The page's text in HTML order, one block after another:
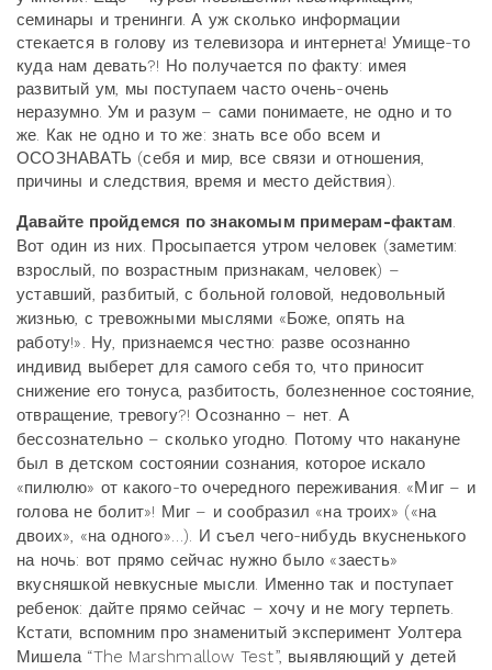
семинары и тренинги. А уж сколько информации
стекается в голову из телевизора и интернета! Умище-то
куда нам девать?! Но получается по факту: имея
развитый ум, мы поступаем часто очень-очень
неразумно. Ум и разум – сами понимаете, не одно и то
же. Как не одно и то же: знать все обо всем и
ОСОЗНАВАТЬ (себя и мир, все связи и отношения,
причины и следствия, время и место действия).
Давайте пройдемся по знакомым примерам-фактам.
Вот один из них. Просыпается утром человек (заметим:
взрослый, по возрастным признакам, человек) –
уставший, разбитый, с больной головой, недовольный
жизнью, с тревожными мыслями «Боже, опять на
работу!». Ну, признаемся честно: разве осознанно
индивид выберет для самого себя то, что приносит
снижение его тонуса, разбитость, болезненное состояние,
отвращение, тревогу?! Осознанно – нет. А
бессознательно – сколько угодно. Потому что накануне
был в детском состоянии сознания, которое искало
«пилюлю» от какого-то очередного переживания. «Миг – и
голова не болит»! Миг – и сообразил «на троих» («на
двоих», «на одного»…). И съел чего-нибудь вкусненького
на ночь: вот прямо сейчас нужно было «заесть»
вкусняшкой невкусные мысли. Именно так и поступает
ребенок: дайте прямо сейчас – хочу и не могу терпеть.
Кстати, вспомним про знаменитый эксперимент Уолтера
Мишела “The Marshmallow Test”, выявляющий у детей